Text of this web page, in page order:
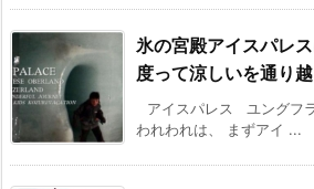
氷の宮殿アイスパレ
度って涼しいを通り
アイスパレス ユングフ
われわれは、 まずアイ ...